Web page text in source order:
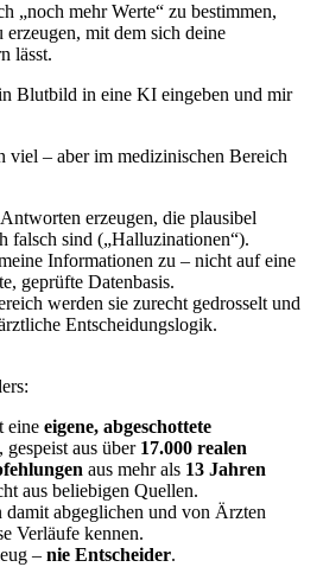
„noch mehr Werte“ zu bestimmen,
mit dem sich deine
lässt.
Blutbild in eine KI eingeben und mir
viel – aber im medizinischen Bereich
erzeugen, die plausibel
falsch sind („Halluzinationen“).
Informationen zu – nicht auf eine
geprüfte Datenbasis.
werden sie zurecht gedrosselt und
Entscheidungslogik.
eine eigene, abgeschottete
, gespeist aus über 17.000 realen
aus mehr als 13 Jahren
aus beliebigen Quellen.
damit abgeglichen und von Ärzten
Verläufe kennen.
– nie Entscheider.